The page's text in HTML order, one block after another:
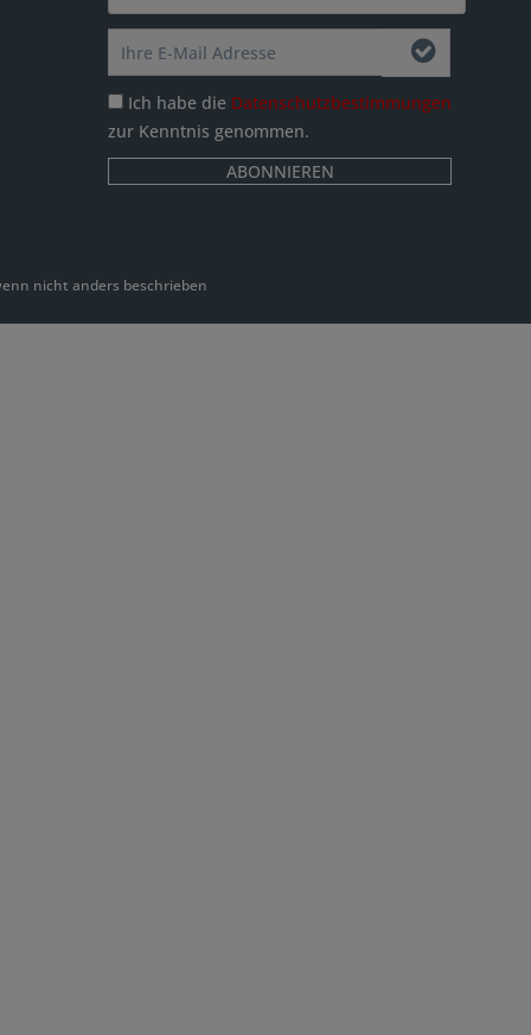
Ich habe die Datenschutzbestimmungen
zur Kenntnis genommen.
ABONNIEREN
nicht anders beschrieben